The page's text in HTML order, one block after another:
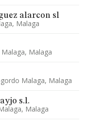
alarcon sl
Malaga
Malaga
Malaga, Malaga
s.l.
Malaga